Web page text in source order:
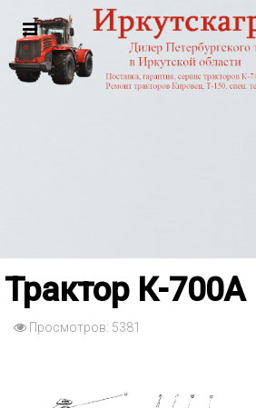
Трактор К-700А
Просмотров: 5381